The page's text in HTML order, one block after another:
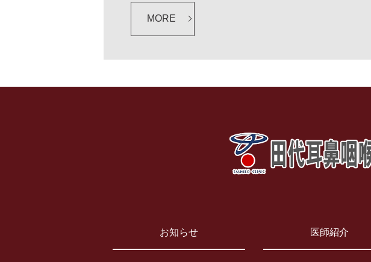
MORE
お知らせ 医師紹介